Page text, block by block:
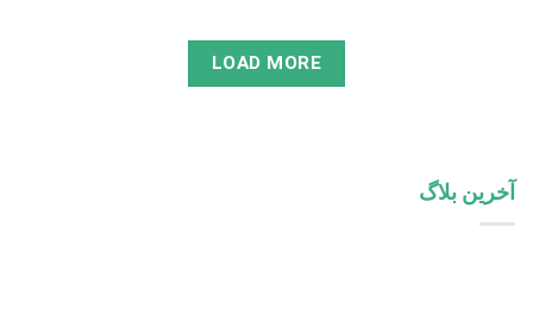
LOAD MORE
آخرین بلاگ